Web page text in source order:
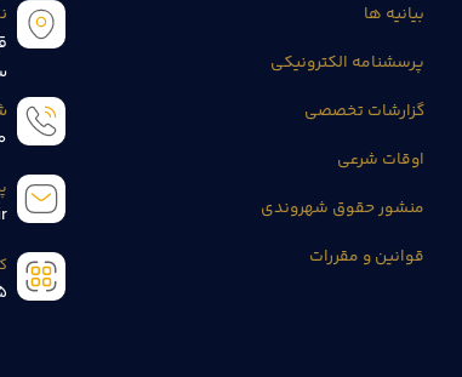
بیانیه ها
پرسشنامه الکترونیکی
گزارشات تخصصی
اوقات شرعی
منشور حقوق شهروندی
قوانین و مقررات